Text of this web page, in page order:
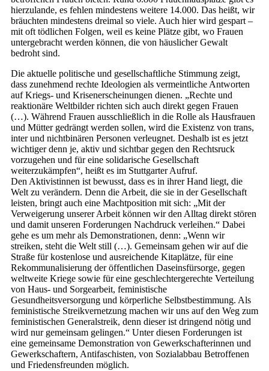
hierzulande, es fehlen mindestens weitere 14.000. Das heißt, wir
bräuchten mindestens dreimal so viele. Auch hier wird gespart –
mit oft tödlichen Folgen, weil es keine Plätze gibt, wo Frauen
untergebracht werden können, die von häuslicher Gewalt
bedroht sind.
Die aktuelle politische und gesellschaftliche Stimmung zeigt,
dass zunehmend rechte Ideologien als vermeintliche Antworten
auf Kriegs- und Krisenerscheinungen dienen. „Rechte und
reaktionäre Weltbilder richten sich auch direkt gegen Frauen
(…). Während Frauen ausschließlich in die Rolle als Hausfrauen
und Mütter gedrängt werden sollen, wird die Existenz von trans,
inter und nichtbinären Personen verleugnet. Deshalb ist es jetzt
wichtiger denn je, aktiv und sichtbar gegen den Rechtsruck
vorzugehen und für eine solidarische Gesellschaft
weiterzukämpfen“, heißt es im Stuttgarter Aufruf.
Den Aktivistinnen ist bewusst, dass es in ihrer Hand liegt, die
Welt zu verändern. Denn die Arbeit, die sie in der Gesellschaft
leisten, bringt auch eine Machtposition mit sich: „Mit der
Verweigerung unserer Arbeit können wir den Alltag direkt stören
und damit unseren Forderungen Nachdruck verleihen.“ Dabei
gehe es um mehr als Demonstrationen, denn: „Wenn wir
streiken, steht die Welt still (…). Gemeinsam gehen wir auf die
Straße für kostenlose und ausreichende Kitaplätze, für eine
Rekommunalisierung der öffentlichen Daseinsfürsorge, gegen
weltweite Kriege sowie für eine geschlechtergerechte Verteilung
von Haus- und Sorgearbeit, feministische
Gesundheitsversorgung und körperliche Selbstbestimmung. Als
feministische Streikvernetzung machen wir uns auf den Weg zum
feministischen Generalstreik, denn dieser ist dringend nötig und
wird nur gemeinsam gelingen.“ Unter diesen Forderungen ist
eine gemeinsame Demonstration von Gewerkschafterinnen und
Gewerkschaftern, Antifaschisten, von Sozialabbau Betroffenen
und Friedensfreunden möglich.